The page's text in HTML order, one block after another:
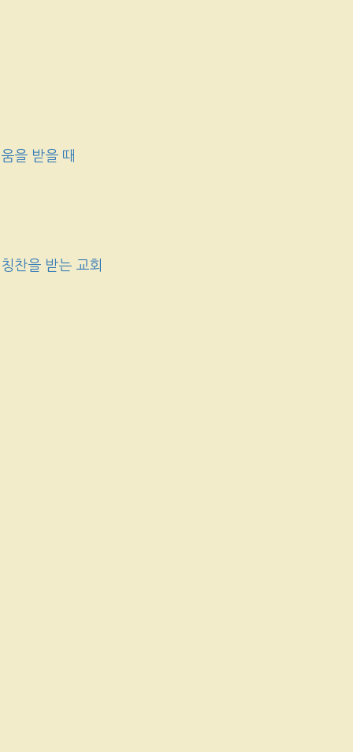
을 받을 때
찬을 받는 교회